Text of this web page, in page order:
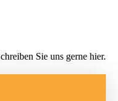
Sie uns gerne hier.